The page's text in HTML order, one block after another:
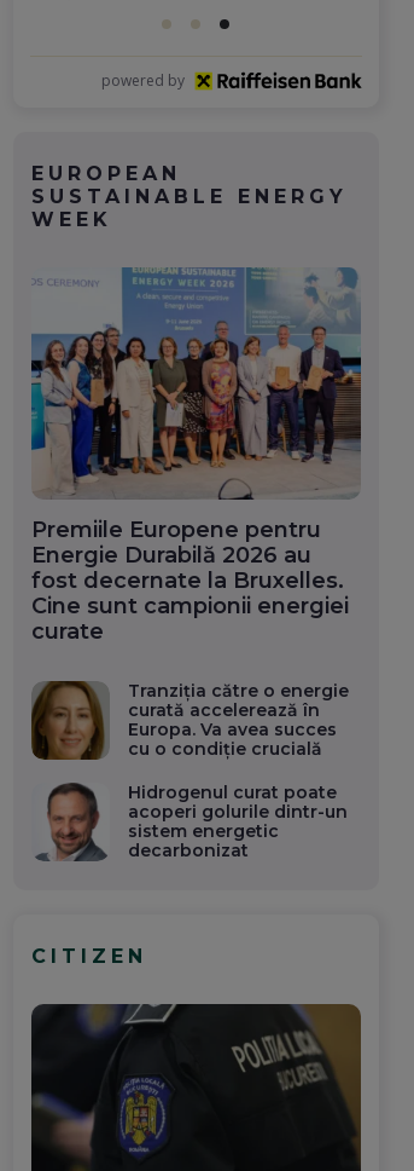
powered by
EUROPEAN
SUSTAINABLE ENERGY
WEEK
Premiile Europene pentru
Energie Durabilă 2026 au
fost decernate la Bruxelles.
Cine sunt campionii energiei
curate
Tranziția către o energie
curată accelerează în
Europa. Va avea succes
cu o condiție crucială
Hidrogenul curat poate
acoperi golurile dintr-un
sistem energetic
decarbonizat
CITIZEN